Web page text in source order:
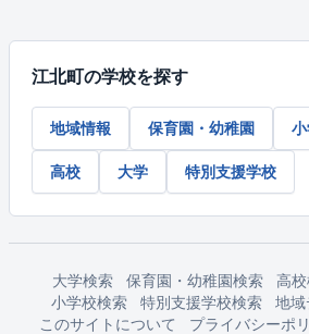
江北町の学校を探す
地域情報 保育園・幼稚園
高校 大学 特別支援学校
大学検索 保育園・幼稚園検索 高
小学校検索
特別支援学校検索
地
このサイトについて
プライバシーポ